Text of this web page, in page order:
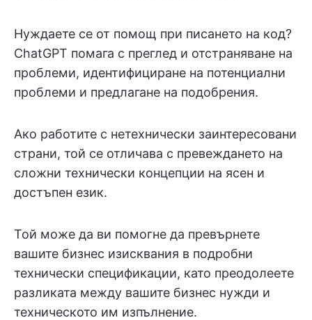
Нуждаете се от помощ при писането на код?
ChatGPT помага с преглед и отстраняване на
проблеми, идентифициране на потенциални
проблеми и предлагане на подобрения.
Ако работите с нетехнически заинтересовани
страни, той се отличава с превеждането на
сложни технически концепции на ясен и
достъпен език.
Той може да ви помогне да превърнете
вашите бизнес изисквания в подробни
технически спецификации, като преодолеете
разликата между вашите бизнес нужди и
техническото им изпълнение.